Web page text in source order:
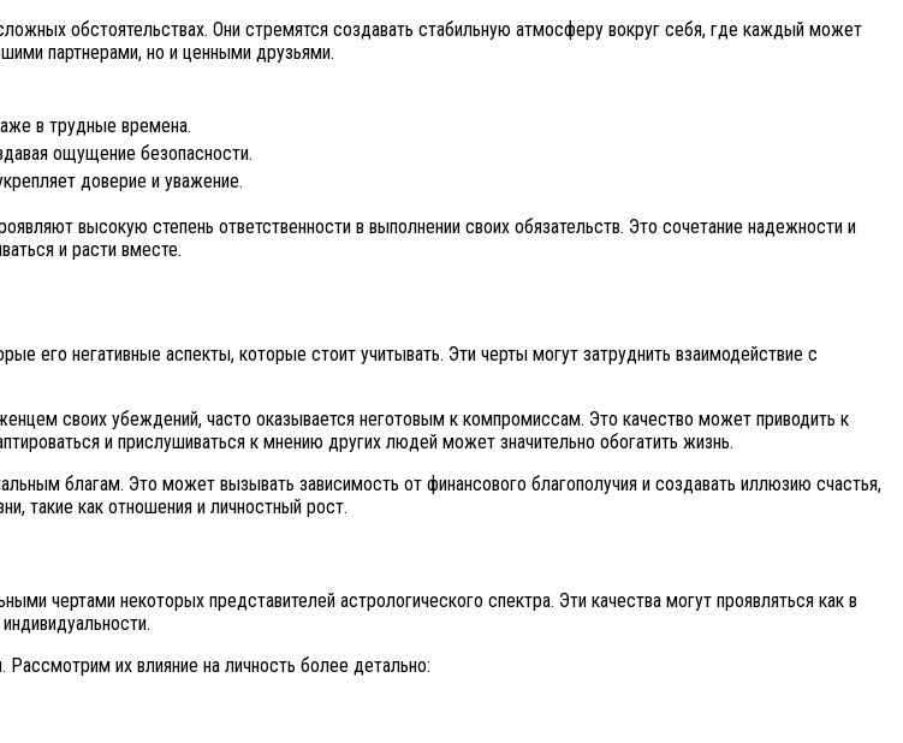
обстоятельствах. Они стремятся создавать стабильную атмосферу вокруг себя, где каждый может
партнерами, но и ценными друзьями.
в трудные времена.
ощущение безопасности.
доверие и уважение.
высокую степень ответственности в выполнении своих обязательств. Это сочетание надежности и
и расти вместе.
его негативные аспекты, которые стоит учитывать. Эти черты могут затруднить взаимодействие с
своих убеждений, часто оказывается неготовым к компромиссам. Это качество может приводить к
и прислушиваться к мнению других людей может значительно обогатить жизнь.
благам. Это может вызывать зависимость от финансового благополучия и создавать иллюзию счастья,
такие как отношения и личностный рост.
чертами некоторых представителей астрологического спектра. Эти качества могут проявляться как в
их влияние на личность более детально: